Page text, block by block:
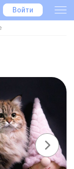
Войти